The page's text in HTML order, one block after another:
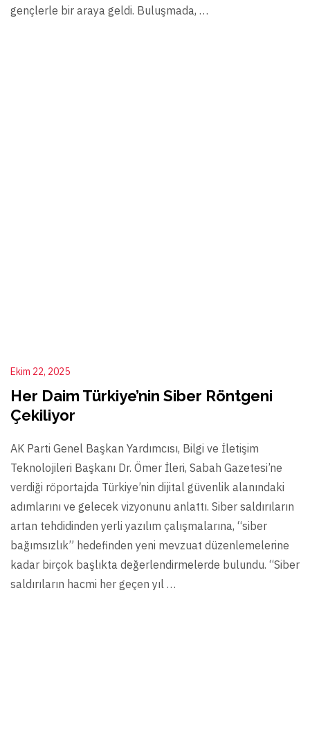
gençlerle bir araya geldi. Buluşmada, …
Ekim 22, 2025
Her Daim Türkiye’nin Siber Röntgeni
Çekiliyor
AK Parti Genel Başkan Yardımcısı, Bilgi ve İletişim
Teknolojileri Başkanı Dr. Ömer İleri, Sabah Gazetesi’ne
verdiği röportajda Türkiye’nin dijital güvenlik alanındaki
adımlarını ve gelecek vizyonunu anlattı. Siber saldırıların
artan tehdidinden yerli yazılım çalışmalarına, “siber
bağımsızlık” hedefinden yeni mevzuat düzenlemelerine
kadar birçok başlıkta değerlendirmelerde bulundu. “Siber
saldırıların hacmi her geçen yıl …